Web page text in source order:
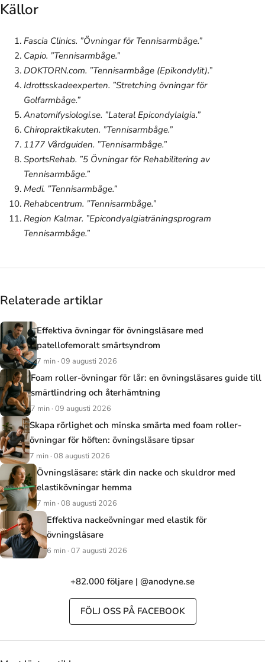
Källor
Fascia Clinics. ”Övningar för Tennisarmbåge.”
Capio. ”Tennisarmbåge.”
DOKTORN.com. ”Tennisarmbåge (Epikondylit).”
Idrottsskadeexperten. ”Stretching övningar för
Golfarmbåge.”
Anatomifysiologi.se. ”Lateral Epicondylalgia.”
Chiropraktikakuten. ”Tennisarmbåge.”
1177 Vårdguiden. ”Tennisarmbåge.”
SportsRehab. ”5 Övningar för Rehabilitering av
Tennisarmbåge.”
Medi. ”Tennisarmbåge.”
Rehabcentrum. ”Tennisarmbåge.”
Region Kalmar. ”Epicondyalgiaträningsprogram
Tennisarmbåge.”
Relaterade artiklar
Effektiva övningar för övningsläsare med
patellofemoralt smärtsyndrom
7 min · 09 augusti 2026
Foam roller-övningar för lår: en övningsläsares guide till
smärtlindring och återhämtning
7 min · 09 augusti 2026
Skapa rörlighet och minska smärta med foam roller-
övningar för höften: övningsläsare tipsar
7 min · 08 augusti 2026
Övningsläsare: stärk din nacke och skuldror med
elastikövningar hemma
7 min · 08 augusti 2026
Effektiva nackeövningar med elastik för
övningsläsare
6 min · 07 augusti 2026
+82.000 följare | @anodyne.se
FÖLJ OSS PÅ FACEBOOK